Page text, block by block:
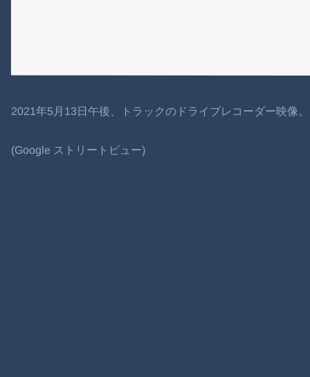
2021年5月13日午後、トラックのドライブレコーダー映像。
(Google ストリートビュー)